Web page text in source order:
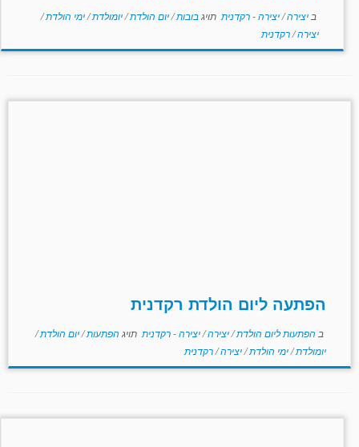
ב יצירה/יצירה - רקדנית תויגבובות/יום הולדת/יומולדת/ימי הולדת/
יצירה/רקדנית
הפתעה ליום הולדת רקדנית
ב הפתעות ליום הולדת/יצירה/יצירה - רקדנית תויג הפתעות/יום הולדת/
יומולדת/ימי הולדת/יצירה/רקדנית